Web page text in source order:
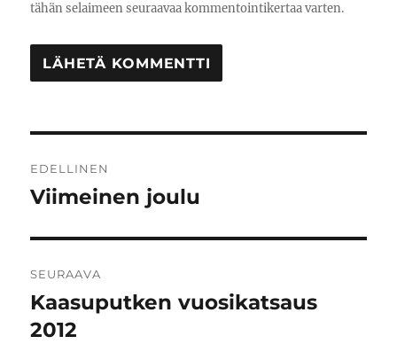
tähän selaimeen seuraavaa kommentointikertaa varten.
selaus
EDELLINEN
Edellinen
Viimeinen joulu
SEURAAVA
Seuraava
artikkeli:
Kaasuputken vuosikatsaus
2012